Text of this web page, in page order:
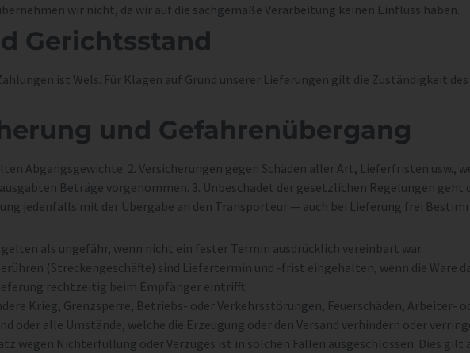
wir nicht, da wir auf die sachgemäße Verarbeitung keinen Einfluss haben.
Gerichts­stand
ist Wels. Für Klagen auf Grund unserer Lieferungen gilt die Zuständigkeit
und Gefahren­übergang
Abgangsgewichte. 2. Versicherungen gegen Schäden aller Art, Lieferfristen usw.,
Beträge vorgenommen. 3. Unbeschadet der gesetzlichen Regelungen geht
jedenfalls mit der Übergabe an den Transporteur — auch bei Lieferung frei
als ungefähr, wenn nicht ein fester Termin ausdrücklich vereinbart war.
(Streckengeschäfte) sind Liefertermin und -frist eingehalten, wenn die Ware
rechtzeitig beim Empfänger eintrifft.
Krieg, Grenzsperre, Betriebs- oder Verkehrsstörungen, Feuerschäden, Arbeiter-
oder alle Umstände, welche die Erzeugung oder den Versand verhindern oder
wegen Nichterfüllung oder Verzuges ist in solchen Fällen ausgeschlossen. Dies